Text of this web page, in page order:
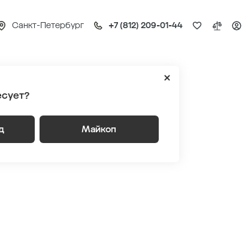
Санкт-Петербург +7 (812) 209-01-44
Майкоп